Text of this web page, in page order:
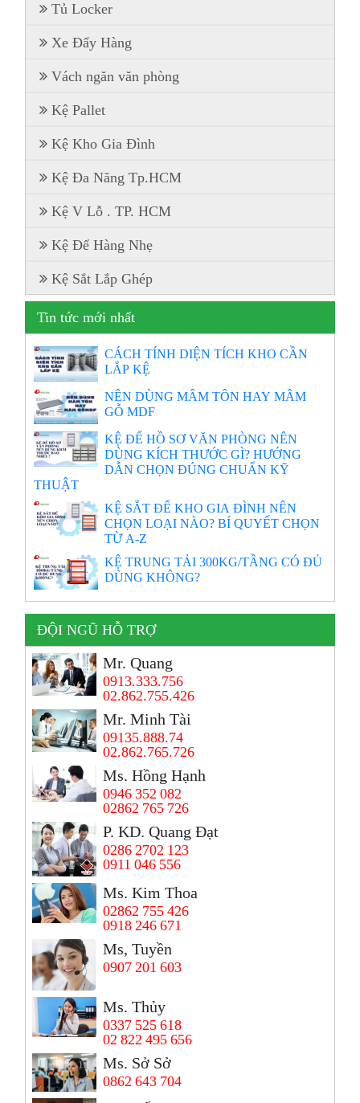
Tủ Locker
Xe Đẩy Hàng
Vách ngăn văn phòng
Kệ Pallet
Kệ Kho Gia Đình
Kệ Đa Năng Tp.HCM
Kệ V Lỗ . TP. HCM
Kệ Để Hàng Nhẹ
Kệ Sắt Lắp Ghép
Tin tức mới nhất
CÁCH TÍNH DIỆN TÍCH KHO CẦN
LẮP KỆ
NÊN DÙNG MÂM TÔN HAY MÂM
GỖ MDF
KỆ ĐỂ HỒ SƠ VĂN PHÒNG NÊN
DÙNG KÍCH THƯỚC GÌ? HƯỚNG
DẪN CHỌN ĐÚNG CHUẨN KỸ
THUẬT
KỆ SẮT ĐỂ KHO GIA ĐÌNH NÊN
CHỌN LOẠI NÀO? BÍ QUYẾT CHỌN
TỪ A-Z
KỆ TRUNG TẢI 300KG/TẦNG CÓ ĐỦ
DÙNG KHÔNG?
ĐỘI NGŨ HỖ TRỢ
Mr. Quang
0913.333.756
02.862.755.426
Mr. Minh Tài
09135.888.74
02.862.765.726
Ms. Hồng Hạnh
0946 352 082
02862 765 726
P. KD. Quang Đạt
0286 2702 123
0911 046 556
Ms. Kim Thoa
02862 755 426
0918 246 671
Ms, Tuyền
0907 201 603
Ms. Thủy
0337 525 618
02 822 495 656
Ms. Sở Sở
0862 643 704